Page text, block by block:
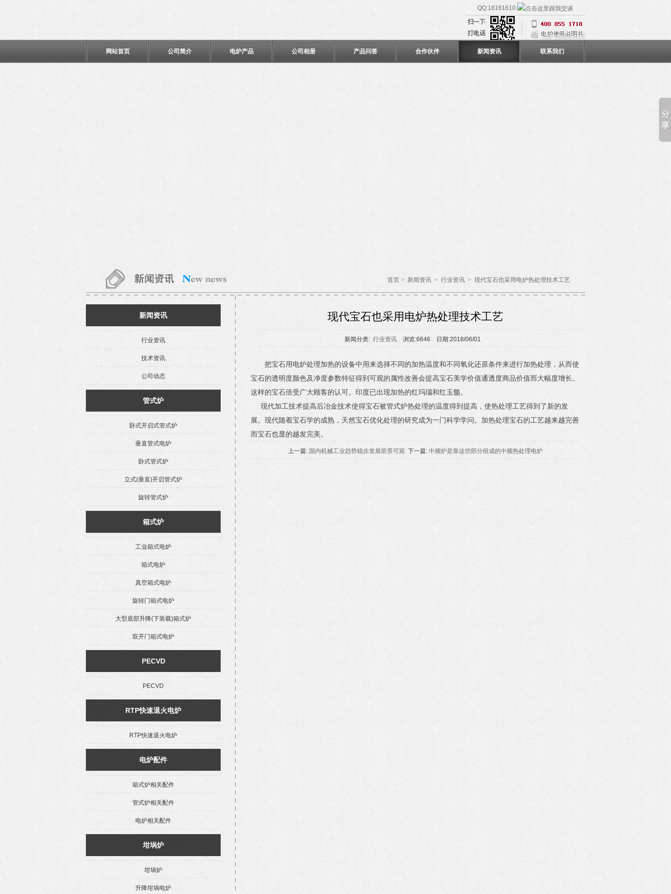
QQ:18161610
网站首页 公司简介 电炉产品 公司相册 产品问答 合作伙伴 新闻资讯 联系我们
首页 > 新闻资讯 > 行业资讯 > 现代宝石也采用电炉热处理技术工艺
新闻资讯
行业资讯
技术资讯
公司动态
管式炉
卧式开启式管式炉
垂直管式电炉
卧式管式炉
立式(垂直)开启管式炉
旋转管式炉
箱式炉
工业箱式电炉
箱式电炉
真空箱式电炉
旋转门箱式电炉
大型底部升降(下装载)箱式炉
双开门箱式电炉
PECVD
PECVD
RTP快速退火电炉
RTP快速退火电炉
电炉配件
箱式炉相关配件
管式炉相关配件
电炉相关配件
坩埚炉
坩埚炉
升降坩埚电炉
现代宝石也采用电炉热处理技术工艺
新闻分类: 行业资讯浏览:6646 日期:2018/06/01
把宝石用电炉处理加热的设备中用来选择不同的加热温度和不同氧化还原条件来进行加热处理，从而使
宝石的透明度颜色及净度参数特征得到可观的属性改善会提高宝石美学价值通透度商品价值而大幅度增长。
这样的宝石倍受广大顾客的认可。印度已出现加热的红玛瑙和红玉髓。
现代加工技术提高后冶金技术使得宝石被管式炉热处理的温度得到提高，使热处理工艺得到了新的发
展。现代随着宝石学的成熟，天然宝石优化处理的研究成为一门科学学问。加热处理宝石的工艺越来越完善
而宝石也显的越发完美。
上一篇: 国内机械工业趋势稳步发展前景可观 下一篇: 中频炉是靠这些部分组成的中频热处理电炉